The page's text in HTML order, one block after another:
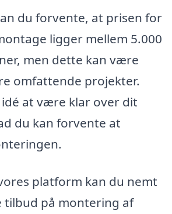
du forvente, at prisen for
ligger mellem 5.000
men dette kan være
omfattende projekter.
at være klar over dit
du kan forvente at
platform kan du nemt
tilbud på montering af